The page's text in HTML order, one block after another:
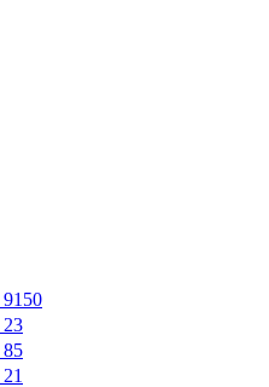
9150
23
85
21